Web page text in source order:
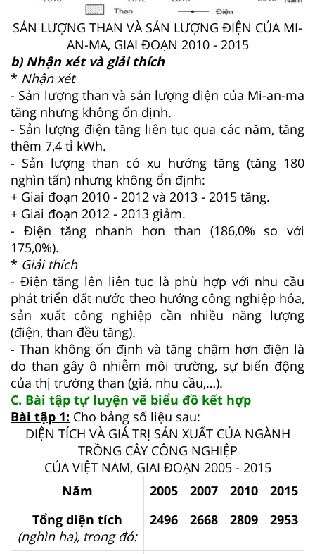
SẢN LƯỢNG THAN VÀ SẢN LƯỢNG ĐIỆN CỦA MI-
AN-MA, GIAI ĐOẠN 2010 - 2015
b) Nhận xét và giải thích
* Nhận xét
- Sản lượng than và sản lượng điện của Mi-an-ma
tăng nhưng không ổn định.
- Sản lượng điện tăng liên tục qua các năm, tăng
thêm 7,4 tỉ kWh.
- Sản lượng than có xu hướng tăng (tăng 180
nghìn tấn) nhưng không ổn định:
+ Giai đoạn 2010 - 2012 và 2013 - 2015 tăng.
+ Giai đoạn 2012 - 2013 giảm.
- Điện tăng nhanh hơn than (186,0% so với
175,0%).
* Giải thích
- Điện tăng lên liên tục là phù hợp với nhu cầu
phát triển đất nước theo hướng công nghiệp hóa,
sản xuất công nghiệp cần nhiều năng lượng
(điện, than đều tăng).
- Than không ổn định và tăng chậm hơn điện là
do than gây ô nhiễm môi trường, sự biến động
của thị trường than (giá, nhu cầu,…).
C. Bài tập tự luyện vẽ biểu đồ kết hợp
Bài tập 1: Cho bảng số liệu sau:
DIỆN TÍCH VÀ GIÁ TRỊ SẢN XUẤT CỦA NGÀNH
TRỒNG CÂY CÔNG NGHIỆP
CỦA VIỆT NAM, GIAI ĐOẠN 2005 - 2015
Năm
2005 2007 2010
2015
Tổng diện tích
(nghìn ha), trong đó:
2496 2668 2809 2953